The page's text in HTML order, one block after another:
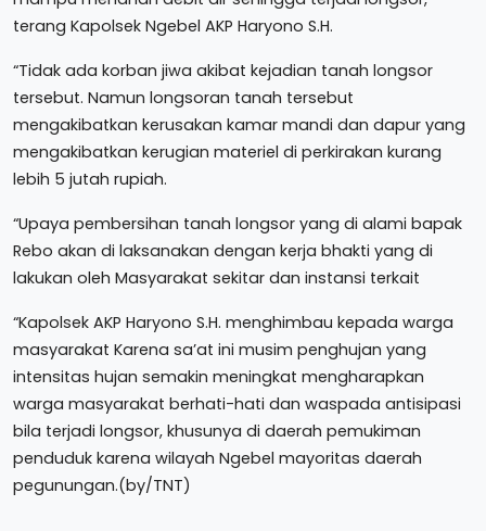
terang Kapolsek Ngebel AKP Haryono S.H.
“Tidak ada korban jiwa akibat kejadian tanah longsor
tersebut. Namun longsoran tanah tersebut
mengakibatkan kerusakan kamar mandi dan dapur yang
mengakibatkan kerugian materiel di perkirakan kurang
lebih 5 jutah rupiah.
“Upaya pembersihan tanah longsor yang di alami bapak
Rebo akan di laksanakan dengan kerja bhakti yang di
lakukan oleh Masyarakat sekitar dan instansi terkait
“Kapolsek AKP Haryono S.H. menghimbau kepada warga
masyarakat Karena sa’at ini musim penghujan yang
intensitas hujan semakin meningkat mengharapkan
warga masyarakat berhati-hati dan waspada antisipasi
bila terjadi longsor, khusunya di daerah pemukiman
penduduk karena wilayah Ngebel mayoritas daerah
pegunungan.(by/TNT)